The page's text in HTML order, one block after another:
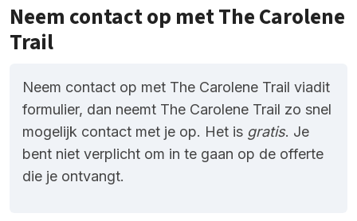
Neem contact op met The Carolene
Trail
Neem contact op met The Carolene Trail viadit
formulier, dan neemt The Carolene Trail zo snel
mogelijk contact met je op. Het is gratis. Je
bent niet verplicht om in te gaan op de offerte
die je ontvangt.